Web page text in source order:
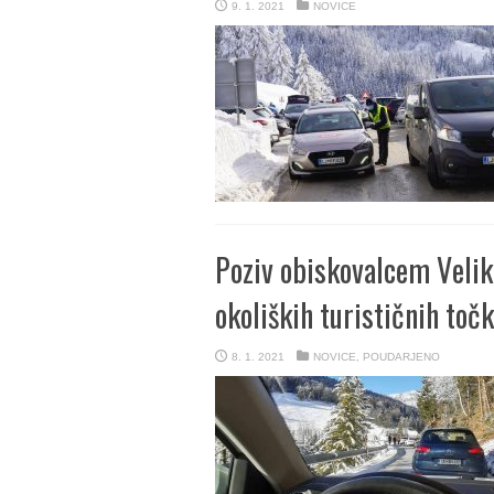
9. 1. 2021 NOVICE
Poziv obiskovalcem
okoliških turističnih točk
8. 1. 2021 NOVICE POUDARJENO